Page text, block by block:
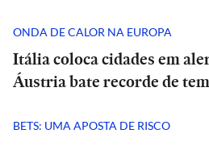
ONDA DE CALOR NA EUROPA
Itália coloca cidades em
Áustria bate recorde de
BETS: UMA APOSTA DE RISCO